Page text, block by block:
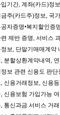
입기간, 계좌(카드)정보
주(카드주)정보, 국가
공자증명•복지할인증
련 제반 증명, 서비스
정보, 단말기매매계약
, 분할상환계약내역, 연
보 관련 신용도 판단
, 신용거래정보, 신용등
, 신용보험 가입가능 여
, 통신과금 서비스 거래